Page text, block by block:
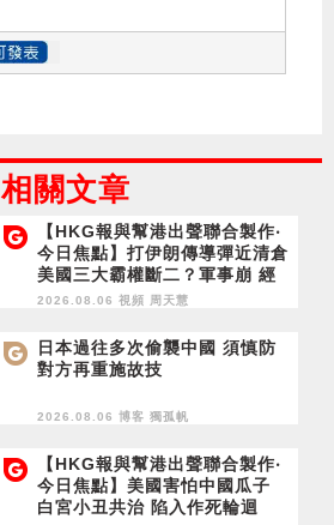
相關文章
【HKG報與幫港出聲聯合製作‧
今日焦點】打伊朗傳導彈近清倉
美國三大霸權斷二？軍事崩 經
濟損
2026.08.06 視頻 周天慧
日本過往多次偷襲中國 須慎防
對方再重施故技
2026.08.06 博客 獨孤帆
【HKG報與幫港出聲聯合製作‧
今日焦點】美國害怕中國瓜子
白宮小丑共治 陷入作死輪迴